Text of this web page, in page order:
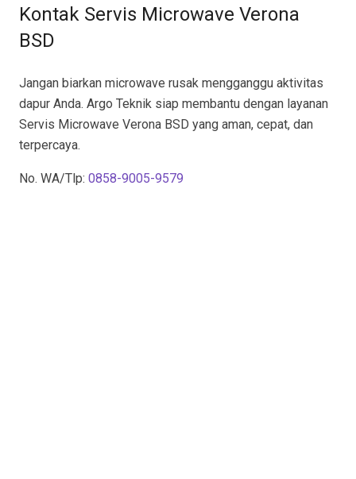
Kontak Servis Microwave Verona
BSD
Jangan biarkan microwave rusak mengganggu aktivitas
dapur Anda. Argo Teknik siap membantu dengan layanan
Servis Microwave Verona BSD yang aman, cepat, dan
terpercaya.
No. WA/Tlp: 0858-9005-9579